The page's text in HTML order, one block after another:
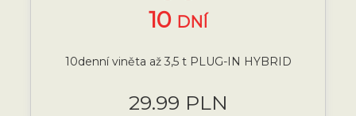
10 DNÍ
10denní viněta až 3,5 t PLUG-IN HYBRID
29.99 PLN